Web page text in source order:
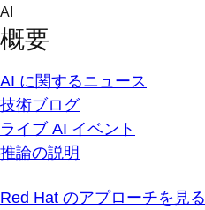
Skip
content
AI
概要
AI に関するニュース
技術ブログ
ライブ AI イベント
推論の説明
Red Hat のアプローチを見る